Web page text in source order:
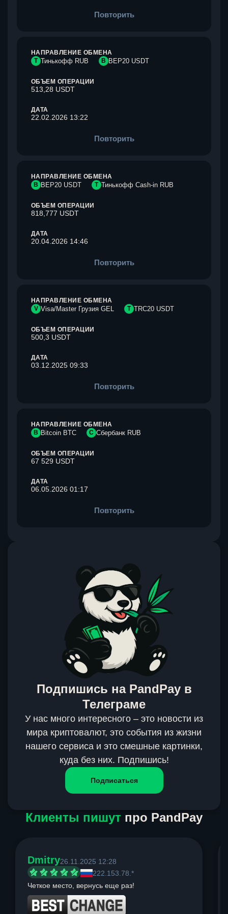
Повторить
НАПРАВЛЕНИЕ ОБМЕНА
Т Тинькофф RUB B BEP20 USDT
ОБЪЕМ ОПЕРАЦИИ
513,28 USDT
ДАТА
22.02.2026 13:22
Повторить
НАПРАВЛЕНИЕ ОБМЕНА
B BEP20 USDT Т Тинькофф Cash-in RUB
ОБЪЕМ ОПЕРАЦИИ
818,777 USDT
ДАТА
20.04.2026 14:46
Повторить
НАПРАВЛЕНИЕ ОБМЕНА
V Visa/Master Грузия GEL T TRC20 USDT
ОБЪЕМ ОПЕРАЦИИ
500,3 USDT
ДАТА
03.12.2025 09:33
Повторить
НАПРАВЛЕНИЕ ОБМЕНА
B Bitcoin BTC С Сбербанк RUB
ОБЪЕМ ОПЕРАЦИИ
67 529 USDT
ДАТА
06.05.2026 01:17
Повторить
Подпишись на PandPay в
Телеграме
У нас много интересного – это новости из
мира криптовалют, это события из жизни
нашего сервиса и это смешные картинки,
куда без них. Подпишись!
Подписаться
Клиенты пишут про PandPay
Dmitry26.11.2025 12:28
222.153.78.*
Четкое место, вернусь еще раз!